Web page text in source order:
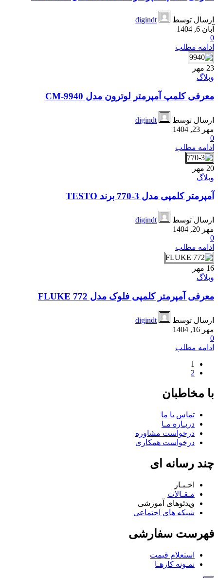
ارسال توسط
digindt
آبان 6, 1404
0
ادامه مطلب
23 مهر
وبلاگ
معرفی کلمپ آمپرمتر لوترون مدل CM-9940
ارسال توسط
digindt
مهر 23, 1404
0
ادامه مطلب
20 مهر
وبلاگ
آمپرمتر کلمپی مدل 3-770 برند TESTO
ارسال توسط
digindt
مهر 20, 1404
0
ادامه مطلب
16 مهر
وبلاگ
معرفی آمپرمتر کلمپی فلوک مدل FLUKE 772
ارسال توسط
digindt
مهر 16, 1404
0
ادامه مطلب
1
2
با مخاطبان
تماس با ما
دربـاره مـا
درخواست مشاوره
درخواست همکاری
چند رسانه ای
اخـبـار
مـقـالات
ویدئوهای آموزشی
شبکه های اجتماعی
فهرست سفارشی
استعلام قیمت
نمـونه کارهـا